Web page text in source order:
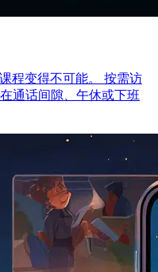
程变得不可能。 按需访
通话间隙、午休或下班